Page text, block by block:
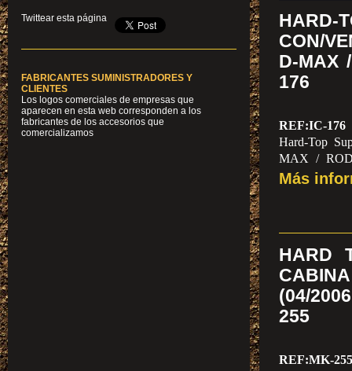
CON/
D-MAX
176
REF:IC-176
Hard-Top
MAX /
ventanas,
Más
HARD
(04/
255
REF:MK-255
Twittear esta página
FABRICANTES SUMINISTRADORES Y
CLIENTES
Los logos comerciales de empresas que
aparecen en esta web corresponden a los
fabricantes de los accesorios que
comercializamos